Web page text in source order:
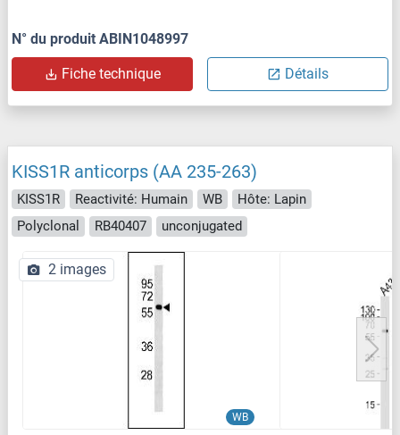
N° du produit ABIN1048997
Fiche technique Détails
KISS1R anticorps (AA 235-263)
KISS1R Reactivité: Humain WB
Hôte: Lapin
Polyclonal
RB40407 unconjugated
WB
2 images